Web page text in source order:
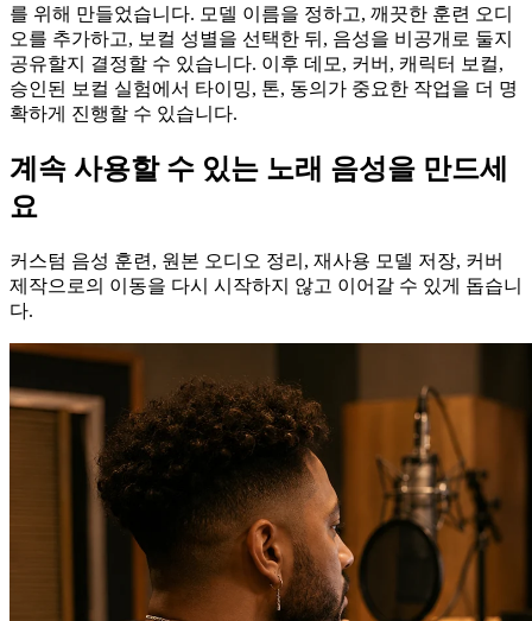
를 위해 만들었습니다. 모델 이름을 정하고, 깨끗한 훈련 오디
오를 추가하고, 보컬 성별을 선택한 뒤, 음성을 비공개로 둘지
공유할지 결정할 수 있습니다. 이후 데모, 커버, 캐릭터 보컬,
승인된 보컬 실험에서 타이밍, 톤, 동의가 중요한 작업을 더 명
확하게 진행할 수 있습니다.
계속 사용할 수 있는 노래 음성을 만드세
요
커스텀 음성 훈련, 원본 오디오 정리, 재사용 모델 저장, 커버
제작으로의 이동을 다시 시작하지 않고 이어갈 수 있게 돕습니
다.